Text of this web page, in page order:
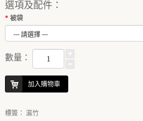
選項及配件：
被袋
數量：
加入購物車
標簽： 瀛竹